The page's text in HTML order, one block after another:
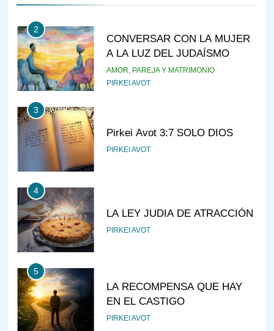
2
CONVERSAR CON LA MUJER
A LA LUZ DEL JUDAÍSMO
AMOR, PAREJA Y MATRIMONIO
PIRKEI AVOT
3
Pirkei Avot 3:7 SOLO DIOS
PIRKEI AVOT
4
LA LEY JUDIA DE ATRACCIÓN
PIRKEI AVOT
5
LA RECOMPENSA QUE HAY
EN EL CASTIGO
PIRKEI AVOT